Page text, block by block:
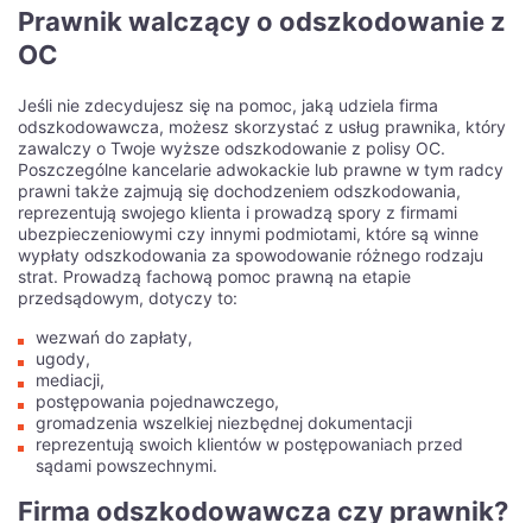
Как использовать
мобильное приложение
1win для ставок в России
Вы когда-нибудь задумывались, как использовать
мобильное приложение для ставок и выигрышей в России?
Время неумолимо и технологии развиваются с каждым
днем, предоставляя нам все больше возможностей. И одна
из таких возможностей - мобильное приложение 1win,
которое позволяет делать ставки на спорт, играть в казино
и получать выигрыши прямо с вашего смартфона или
планшета. Но как использовать это приложение
максимально эффективно и безопасно? В этой статье мы
рассмотрим основные функции и преимущества
мобильного приложения 1win, а также поделимся советами
по повышению шансов на выигрыш и увеличению своего
дохода.
Что может быть удобнее, чем делать ставки и выигрывать
1win это стало реальностью. Но какие преимущества оно
Prawnik walczący o odszkodowanie z
OC
Jeśli nie zdecydujesz się na pomoc, jaką udziela firma
odszkodowawcza, możesz skorzystać z usług prawnika, który
zawalczy o Twoje wyższe odszkodowanie z polisy OC.
Poszczególne kancelarie adwokackie lub prawne w tym radcy
prawni także zajmują się dochodzeniem odszkodowania,
reprezentują swojego klienta i prowadzą spory z firmami
ubezpieczeniowymi czy innymi podmiotami, które są winne
wypłaty odszkodowania za spowodowanie różnego rodzaju
strat. Prowadzą fachową pomoc prawną na etapie
przedsądowym, dotyczy to:
wezwań do zapłaty,
ugody,
mediacji,
postępowania pojednawczego,
gromadzenia wszelkiej niezbędnej dokumentacji
reprezentują swoich klientów w postępowaniach przed
sądami powszechnymi.
Firma odszkodowawcza czy prawnik?